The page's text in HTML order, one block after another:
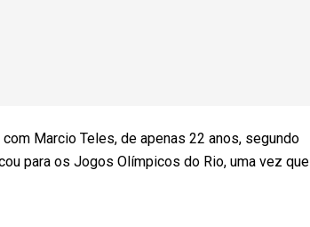
Marcio Teles, de apenas 22 anos, segundo
para os Jogos Olímpicos do Rio, uma vez que